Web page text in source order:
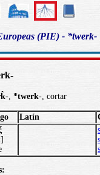
(PIE) - *twerk-
-, *twerk-, cortar
Latín